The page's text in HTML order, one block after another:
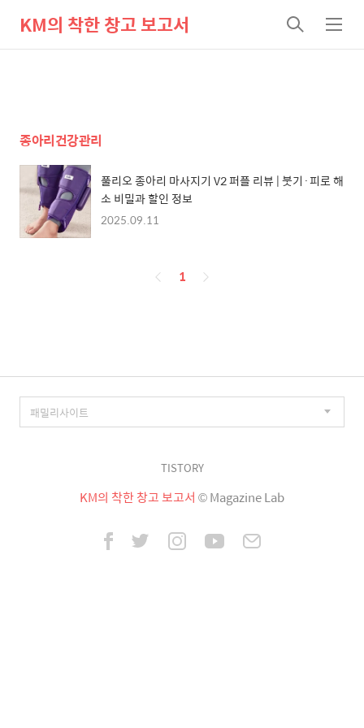
KM의 착한 창고 보고서
검
색
메
뉴
종아리건강관리
풀리오 종아리 마사지기 V2 퍼플 리뷰 | 붓기·피로 해
소 비밀과 할인 정보
2025.09.11
페
1
TISTORY
KM의 착한 창고 보고서 © Magazine Lab